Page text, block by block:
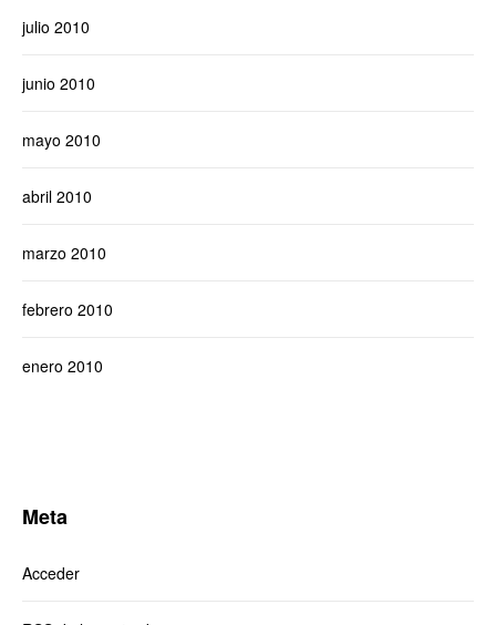
julio 2010
junio 2010
mayo 2010
abril 2010
marzo 2010
febrero 2010
enero 2010
Meta
Acceder